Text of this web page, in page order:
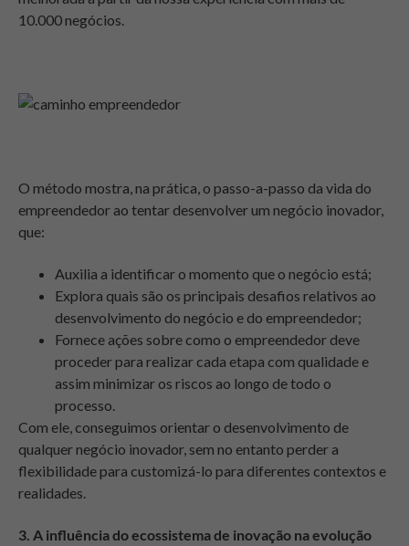
10.000 negócios.
O método mostra, na prática, o passo-a-passo da vida do
empreendedor ao tentar desenvolver um negócio inovador,
que:
Auxilia a identificar o momento que o negócio está;
Explora quais são os principais desafios relativos ao
desenvolvimento do negócio e do empreendedor;
Fornece ações sobre como o empreendedor deve
proceder para realizar cada etapa com qualidade e
assim minimizar os riscos ao longo de todo o
processo.
Com ele, conseguimos orientar o desenvolvimento de
qualquer negócio inovador, sem no entanto perder a
flexibilidade para customizá-lo para diferentes contextos e
realidades.
3. A influência do ecossistema de inovação na evolução